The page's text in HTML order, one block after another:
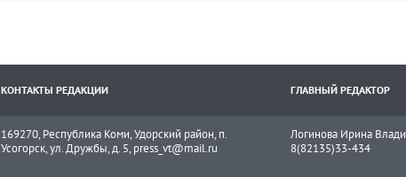
КОНТАКТЫ РЕДАКЦИИ ГЛАВНЫЙ РЕДАКТОР
169270, Республика Коми, Удорский район, п.
Усогорск, ул. Дружбы, д. 5, press_vt@mail.ru
Логинова Ирина
8(82135)33-434